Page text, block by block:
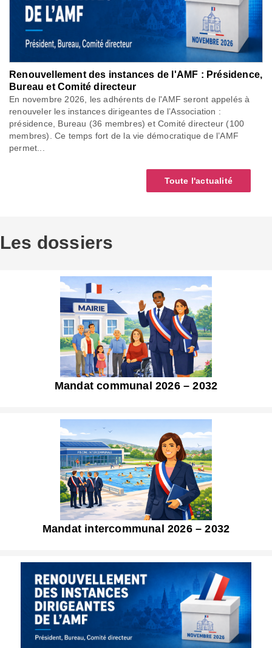
Renouvellement des instances de l'AMF : Présidence,
Bureau et Comité directeur
En novembre 2026, les adhérents de l'AMF seront appelés à
renouveler les instances dirigeantes de l’Association :
présidence, Bureau (36 membres) et Comité directeur (100
membres). Ce temps fort de la vie démocratique de l’AMF
permet...
Toute l'actualité
Les dossiers
Mandat communal 2026 – 2032
Mandat intercommunal 2026 – 2032